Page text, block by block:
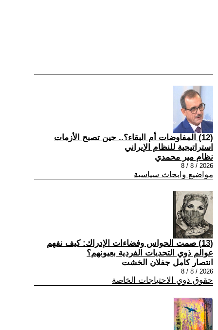
(12) المفاوضات أم البقاء؟.. حين تصبح الأزمات
استراتيجية للنظام الإيراني
نظام مير محمدي
2026 / 8 / 8
مواضيع وابحاث سياسية
(13) صمت الحواس وفضاءات الإدراك: كيف نفهم
عوالم ذوي التحديات الفردية بعيونهم؟
انتصار كامل جفلان الخشت
2026 / 8 / 8
حقوق ذوي الاحتياجات الخاصة